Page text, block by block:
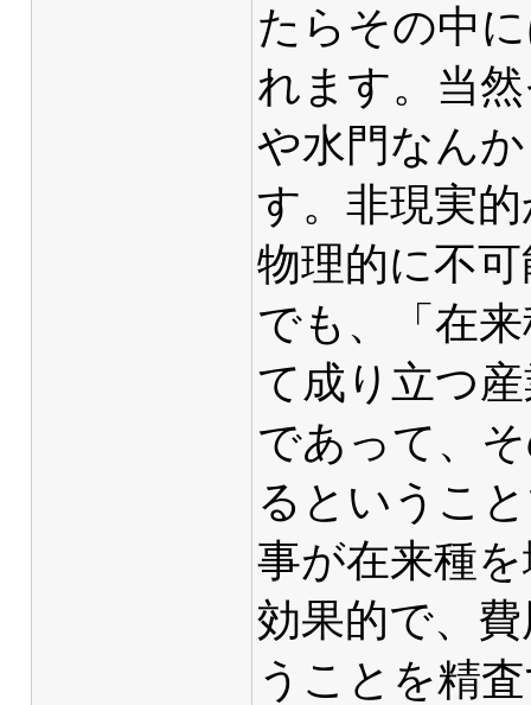
たらその中
れます。当
や水門なん
す。非現実
物理的に不
でも、「在
て成り立つ
であって、
るというこ
事が在来種
効果的で、
うことを精